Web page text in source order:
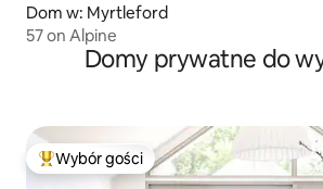
Dom w: Myrtleford
57 on Alpine
Domy prywatne do
Najpopularniejsze z kategorii Wybór
Wybór gości